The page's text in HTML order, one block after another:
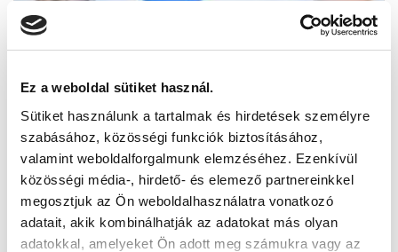
Ez a weboldal sütiket használ.
Sütiket használunk a tartalmak és hirdetések személyre
szabásához, közösségi funkciók biztosításához,
valamint weboldalforgalmunk elemzéséhez. Ezenkívül
közösségi média-, hirdető- és elemező partnereinkkel
megosztjuk az Ön weboldalhasználatra vonatkozó
adatait, akik kombinálhatják az adatokat más olyan
adatokkal, amelyeket Ön adott meg számukra vagy az
MINDEN FEJBEN DŐL EL
2017-05-11 17:45:00
Balul sikerült Örökrangadó után, a kiesés szempontjából
veszélyes helyzetből fordul rá a közvetlen bajnoki
hajrára az MT...